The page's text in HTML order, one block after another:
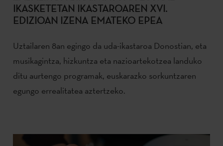
IKASKETETAN IKASTAROAREN XVI.
EDIZIOAN IZENA EMATEKO EPEA
Uztailaren 8an egingo da uda-ikastaroa Donostian, eta
musikagintza, hizkuntza eta nazioartekotzea landuko
ditu aurtengo programak, euskarazko sorkuntzaren
egungo errealitatea aztertzeko.